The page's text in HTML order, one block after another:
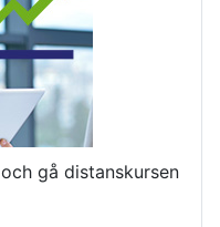
gå distanskursen